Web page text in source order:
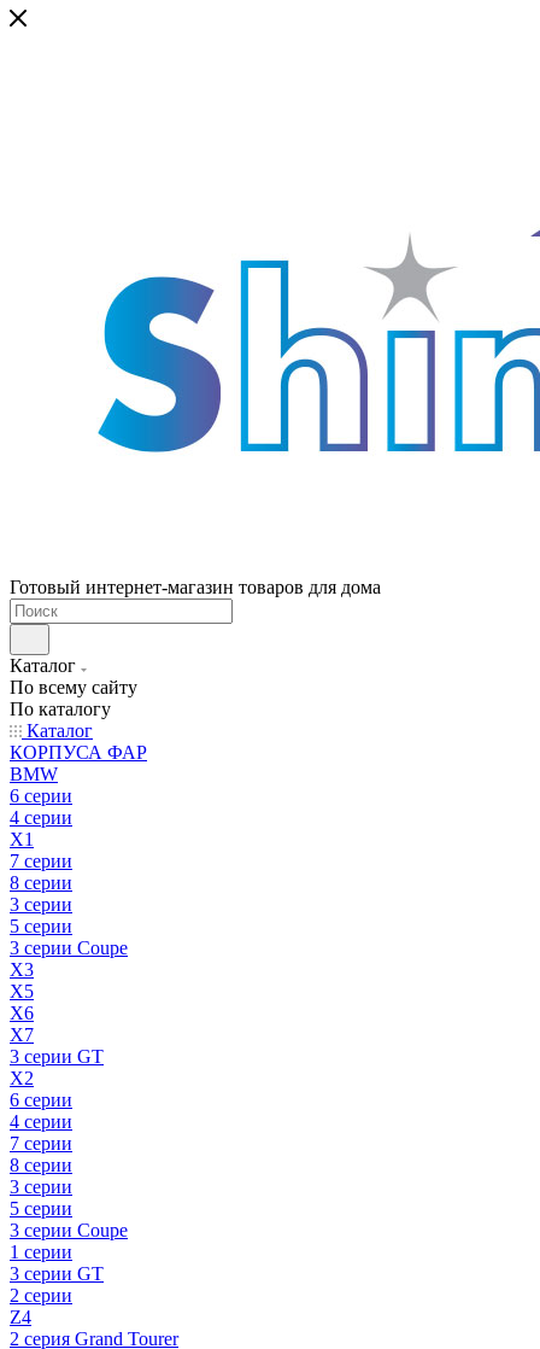
Готовый интернет-магазин товаров для дома
Каталог
По всему сайту
По каталогу
Каталог
КОРПУСА ФАР
BMW
6 серии
4 серии
X1
7 серии
8 серии
3 серии
5 серии
3 серии Coupe
X3
X5
X6
X7
3 серии GT
X2
6 серии
4 серии
7 серии
8 серии
3 серии
5 серии
3 серии Coupe
1 серии
3 серии GT
2 серии
Z4
2 серия Grand Tourer